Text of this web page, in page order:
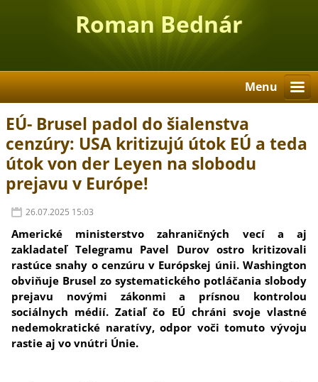
Roman Bednár
Menu
EÚ- Brusel padol do šialenstva
cenzúry: USA kritizujú útok EÚ a teda
útok von der Leyen na slobodu
prejavu v Európe!
26.07.2025 15:03
Americké ministerstvo zahraničných vecí a aj
zakladateľ Telegramu Pavel Durov ostro kritizovali
rastúce snahy o cenzúru v Európskej únii. Washington
obviňuje Brusel zo systematického potláčania slobody
prejavu novými zákonmi a prísnou kontrolou
sociálnych médií. Zatiaľ čo EÚ chráni svoje vlastné
nedemokratické naratívy, odpor voči tomuto vývoju
rastie aj vo vnútri Únie.